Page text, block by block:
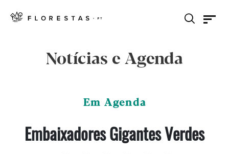
Notícias e Agenda
Em Agenda
Embaixadores Gigantes Verdes